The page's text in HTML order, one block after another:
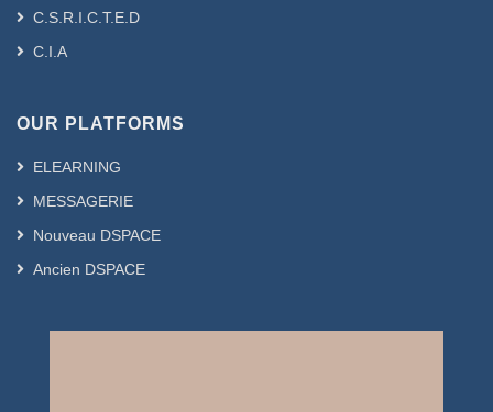
C.S.R.I.C.T.E.D
C.I.A
OUR PLATFORMS
ELEARNING
MESSAGERIE
Nouveau DSPACE
Ancien DSPACE